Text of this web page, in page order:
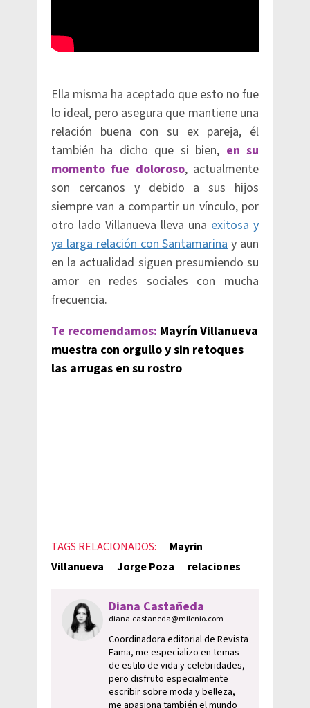
Ella misma ha aceptado que esto no fue
lo ideal, pero asegura que mantiene una
relación buena con su ex pareja, él
también ha dicho que si bien, en su
momento fue doloroso, actualmente
son cercanos y debido a sus hijos
siempre van a compartir un vínculo, por
otro lado Villanueva lleva una exitosa y
ya larga relación con Santamarinay aun
en la actualidad siguen presumiendo su
amor en redes sociales con mucha
frecuencia.
Te recomendamos: Mayrín Villanueva
muestra con orgullo y sin retoques
las arrugas en su rostro
TAGS RELACIONADOS:
Mayrin
Villanueva
Jorge Poza relaciones
Diana Castañeda
diana.castaneda@milenio.com
Coordinadora editorial de Revista
Fama, me especializo en temas
de estilo de vida y celebridades,
pero disfruto especialmente
escribir sobre moda y belleza,
me apasiona también el mundo